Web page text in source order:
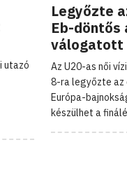
utazó
Legyőzte
Eb-döntős
válogatott
Az U20-as női
8-ra legyőzte az
Európa-
készülhet a